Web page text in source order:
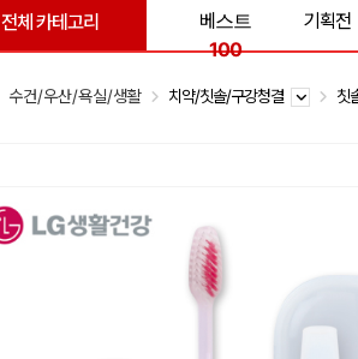
전체 카테고리
베스트
100
기획전
수건/우산/욕실/생활 치약/칫솔/구강청결 칫